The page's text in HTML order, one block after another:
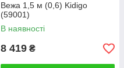
Вежа 1,5 м (0,6) Kidigo
(59001)
В наявності
8 419 ₴